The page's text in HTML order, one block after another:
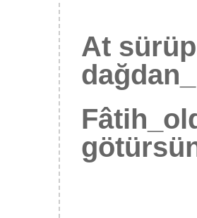
At